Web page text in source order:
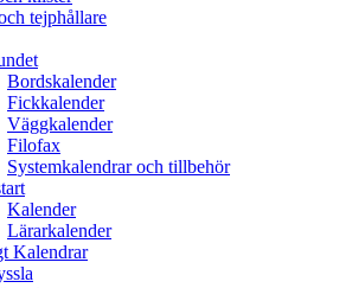
tejphållare
Bordskalender
Fickkalender
Väggkalender
Filofax
Systemkalendrar och tillbehör
Kalender
Lärarkalender
Kalendrar